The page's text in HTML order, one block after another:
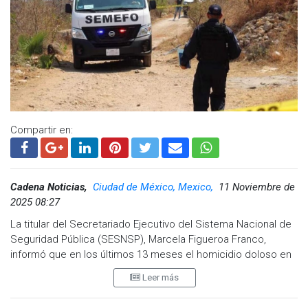
Compartir en:
Cadena Noticias, Ciudad de México, Mexico,
11 Noviembre de
2025 08:27
La titular del Secretariado Ejecutivo del Sistema Nacional de
Seguridad Pública (SESNSP), Marcela Figueroa Franco,
informó que en los últimos 13 meses el homicidio doloso en
México disminuyó 37%, lo que representa 32 asesinatos
menos cada día en comparación con el inicio de la actual
administración federal.
Leer más